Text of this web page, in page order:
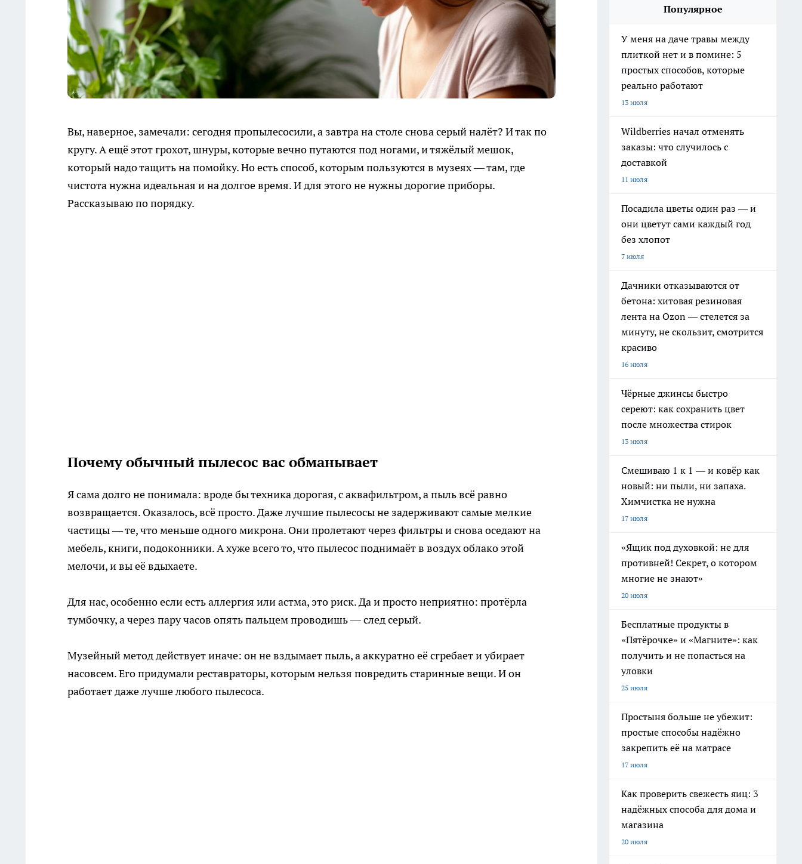
Вы, наверное, замечали: сегодня пропылесосили, а завтра на столе снова серый налёт? И так по
кругу. А ещё этот грохот, шнуры, которые вечно путаются под ногами, и тяжёлый мешок,
который надо тащить на помойку. Но есть способ, которым пользуются в музеях — там, где
чистота нужна идеальная и на долгое время. И для этого не нужны дорогие приборы.
Рассказываю по порядку.
Почему обычный пылесос вас обманывает
Я сама долго не понимала: вроде бы техника дорогая, с аквафильтром, а пыль всё равно
возвращается. Оказалось, всё просто. Даже лучшие пылесосы не задерживают самые мелкие
частицы — те, что меньше одного микрона. Они пролетают через фильтры и снова оседают на
мебель, книги, подоконники. А хуже всего то, что пылесос поднимаёт в воздух облако этой
мелочи, и вы её вдыхаете.
Для нас, особенно если есть аллергия или астма, это риск. Да и просто неприятно: протёрла
тумбочку, а через пару часов опять пальцем проводишь — след серый.
Музейный метод действует иначе: он не вздымает пыль, а аккуратно её сгребает и убирает
насовсем. Его придумали реставраторы, которым нельзя повредить старинные вещи. И он
работает даже лучше любого пылесоса.
Популярное
У меня на даче травы между
плиткой нет и в помине: 5
простых способов, которые
реально работают
13 июля
Wildberries начал отменять
заказы: что случилось с
доставкой
11 июля
Посадила цветы один раз — и
они цветут сами каждый год
без хлопот
7 июля
Дачники отказываются от
бетона: хитовая резиновая
лента на Ozon — стелется за
минуту, не скользит, смотрится
красиво
16 июля
Чёрные джинсы быстро
сереют: как сохранить цвет
после множества стирок
13 июля
Смешиваю 1 к 1 — и ковёр как
новый: ни пыли, ни запаха.
Химчистка не нужна
17 июля
«Ящик под духовкой: не для
противней! Секрет, о котором
многие не знают»
20 июля
Бесплатные продукты в
«Пятёрочке» и «Магните»: как
получить и не попасться на
уловки
25 июля
Простыня больше не убежит:
простые способы надёжно
закрепить её на матрасе
17 июля
Как проверить свежесть яиц: 3
надёжных способа для дома и
магазина
20 июля